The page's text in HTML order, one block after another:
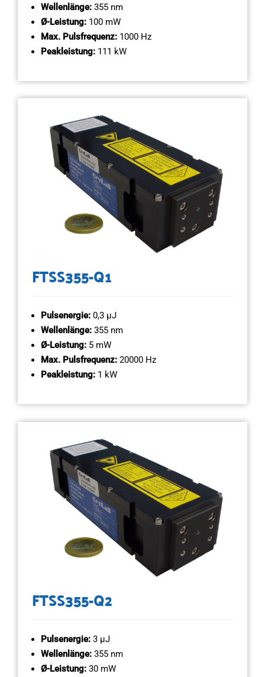
Wellenlänge: 355 nm
Ø-Leistung: 100 mW
Max. Pulsfrequenz: 1000 Hz
Peakleistung: 111 kW
FTSS355-Q1
Pulsenergie: 0,3 µJ
Wellenlänge: 355 nm
Ø-Leistung: 5 mW
Max. Pulsfrequenz: 20000 Hz
Peakleistung: 1 kW
FTSS355-Q2
Pulsenergie: 3 µJ
Wellenlänge: 355 nm
Ø-Leistung: 30 mW